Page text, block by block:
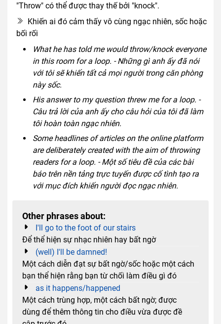
"Throw" có thể được thay thế bởi "knock".
Khiến ai đó cảm thấy vô cùng ngạc nhiên, sốc hoặc
bối rối
What he has told me would throw/knock everyone
in this room for a loop. - Những gì anh ấy đã nói
với tôi sẽ khiến tất cả mọi người trong căn phòng
này sốc.
His answer to my question threw me for a loop. -
Câu trả lời của anh ấy cho câu hỏi của tôi đã làm
tôi hoàn toàn ngạc nhiên.
Some headlines of articles on the online platform
are deliberately created with the aim of throwing
readers for a loop. - Một số tiêu đề của các bài
báo trên nền tảng trực tuyến được cố tình tạo ra
với mục đích khiến người đọc ngạc nhiên.
Other phrases about:
I'll go to the foot of our stairs
Để thể hiện sự nhạc nhiên hay bất ngờ
(well) I'll be damned!
Một cách diễn đạt sự bất ngờ/sốc hoặc một cách
bạn thể hiện rằng bạn từ chối làm điều gì đó
as it happens/happened
Một cách trùng hợp, một cách bất ngờ; được
dùng để thêm thông tin cho điều vừa được đề